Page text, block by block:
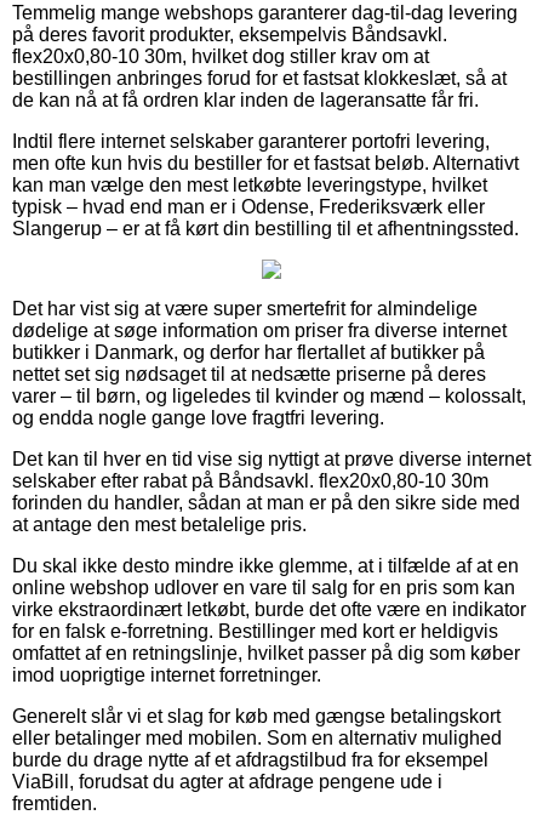
Temmelig mange webshops garanterer dag-til-dag levering
på deres favorit produkter, eksempelvis Båndsavkl.
flex20x0,80-10 30m, hvilket dog stiller krav om at
bestillingen anbringes forud for et fastsat klokkeslæt, så at
de kan nå at få ordren klar inden de lageransatte får fri.
Indtil flere internet selskaber garanterer portofri levering,
men ofte kun hvis du bestiller for et fastsat beløb. Alternativt
kan man vælge den mest letkøbte leveringstype, hvilket
typisk – hvad end man er i Odense, Frederiksværk eller
Slangerup – er at få kørt din bestilling til et afhentningssted.
Det har vist sig at være super smertefrit for almindelige
dødelige at søge information om priser fra diverse internet
butikker i Danmark, og derfor har flertallet af butikker på
nettet set sig nødsaget til at nedsætte priserne på deres
varer – til børn, og ligeledes til kvinder og mænd – kolossalt,
og endda nogle gange love fragtfri levering.
Det kan til hver en tid vise sig nyttigt at prøve diverse internet
selskaber efter rabat på Båndsavkl. flex20x0,80-10 30m
forinden du handler, sådan at man er på den sikre side med
at antage den mest betalelige pris.
Du skal ikke desto mindre ikke glemme, at i tilfælde af at en
online webshop udlover en vare til salg for en pris som kan
virke ekstraordinært letkøbt, burde det ofte være en indikator
for en falsk e-forretning. Bestillinger med kort er heldigvis
omfattet af en retningslinje, hvilket passer på dig som køber
imod uoprigtige internet forretninger.
Generelt slår vi et slag for køb med gængse betalingskort
eller betalinger med mobilen. Som en alternativ mulighed
burde du drage nytte af et afdragstilbud fra for eksempel
ViaBill, forudsat du agter at afdrage pengene ude i
fremtiden.